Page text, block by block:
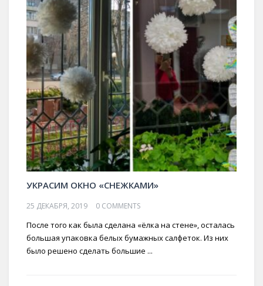
УКРАСИМ ОКНО «СНЕЖКАМИ»
25 ДЕКАБРЯ, 2019 0 COMMENTS
После того как была сделана «ёлка на стене», осталась
большая упаковка белых бумажных салфеток. Из них
было решено сделать большие ...